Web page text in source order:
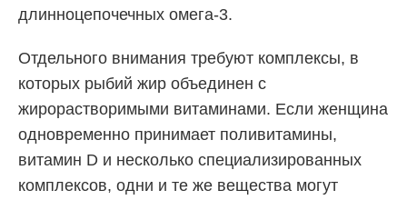
длинноцепочечных омега-3.
Отдельного внимания требуют комплексы, в
которых рыбий жир объединен с
жирорастворимыми витаминами. Если женщина
одновременно принимает поливитамины,
витамин D и несколько специализированных
комплексов, одни и те же вещества могут